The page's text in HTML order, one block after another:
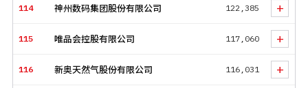
114 神州数码集团股份有限公司 122,385 +
115 唯品会控股有限公司 117,060 +
116 新奥天然气股份有限公司 116,031 +